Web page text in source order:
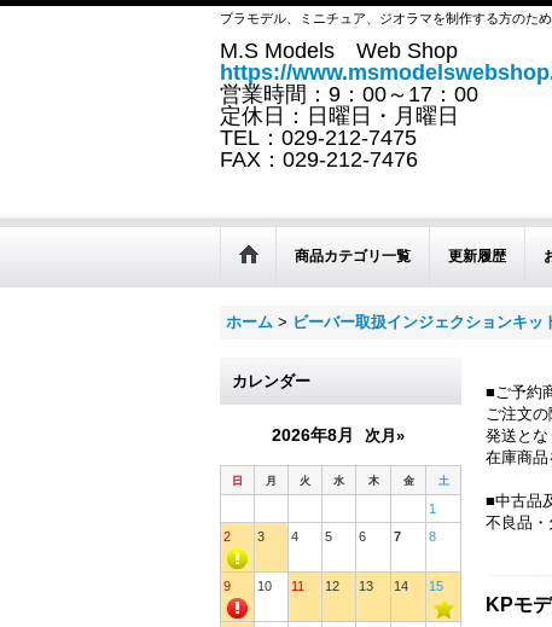
プラモデル、ミニチュア、ジオラマを制作する方のた
M.S Models Web Shop
https://
営業時間：9：00～17：00
定休日：日曜日・月曜日
TEL：029-212-7475
FAX：029-212-7476
商品カテゴリ一覧 更新履歴
ホーム > ビーバー取扱インジェクションキッ
カレンダー
2026年8月 次月»
日 月 火 水 木 金 土
1
2
3 4 5 6 7 8
9 10 11 12 13 14 15
■ご予約
ご注文
発送とな
在庫商品
■中古品
不良品・
KPモ